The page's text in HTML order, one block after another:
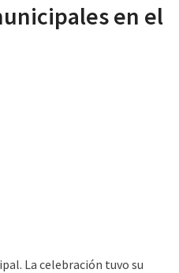
en el
La celebración tuvo su